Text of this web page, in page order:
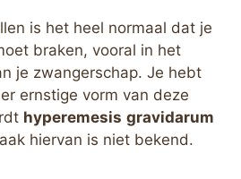
is het heel normaal dat je
braken, vooral in het
je zwangerschap. Je hebt
ernstige vorm van deze
hyperemesis gravidarum
hiervan is niet bekend.